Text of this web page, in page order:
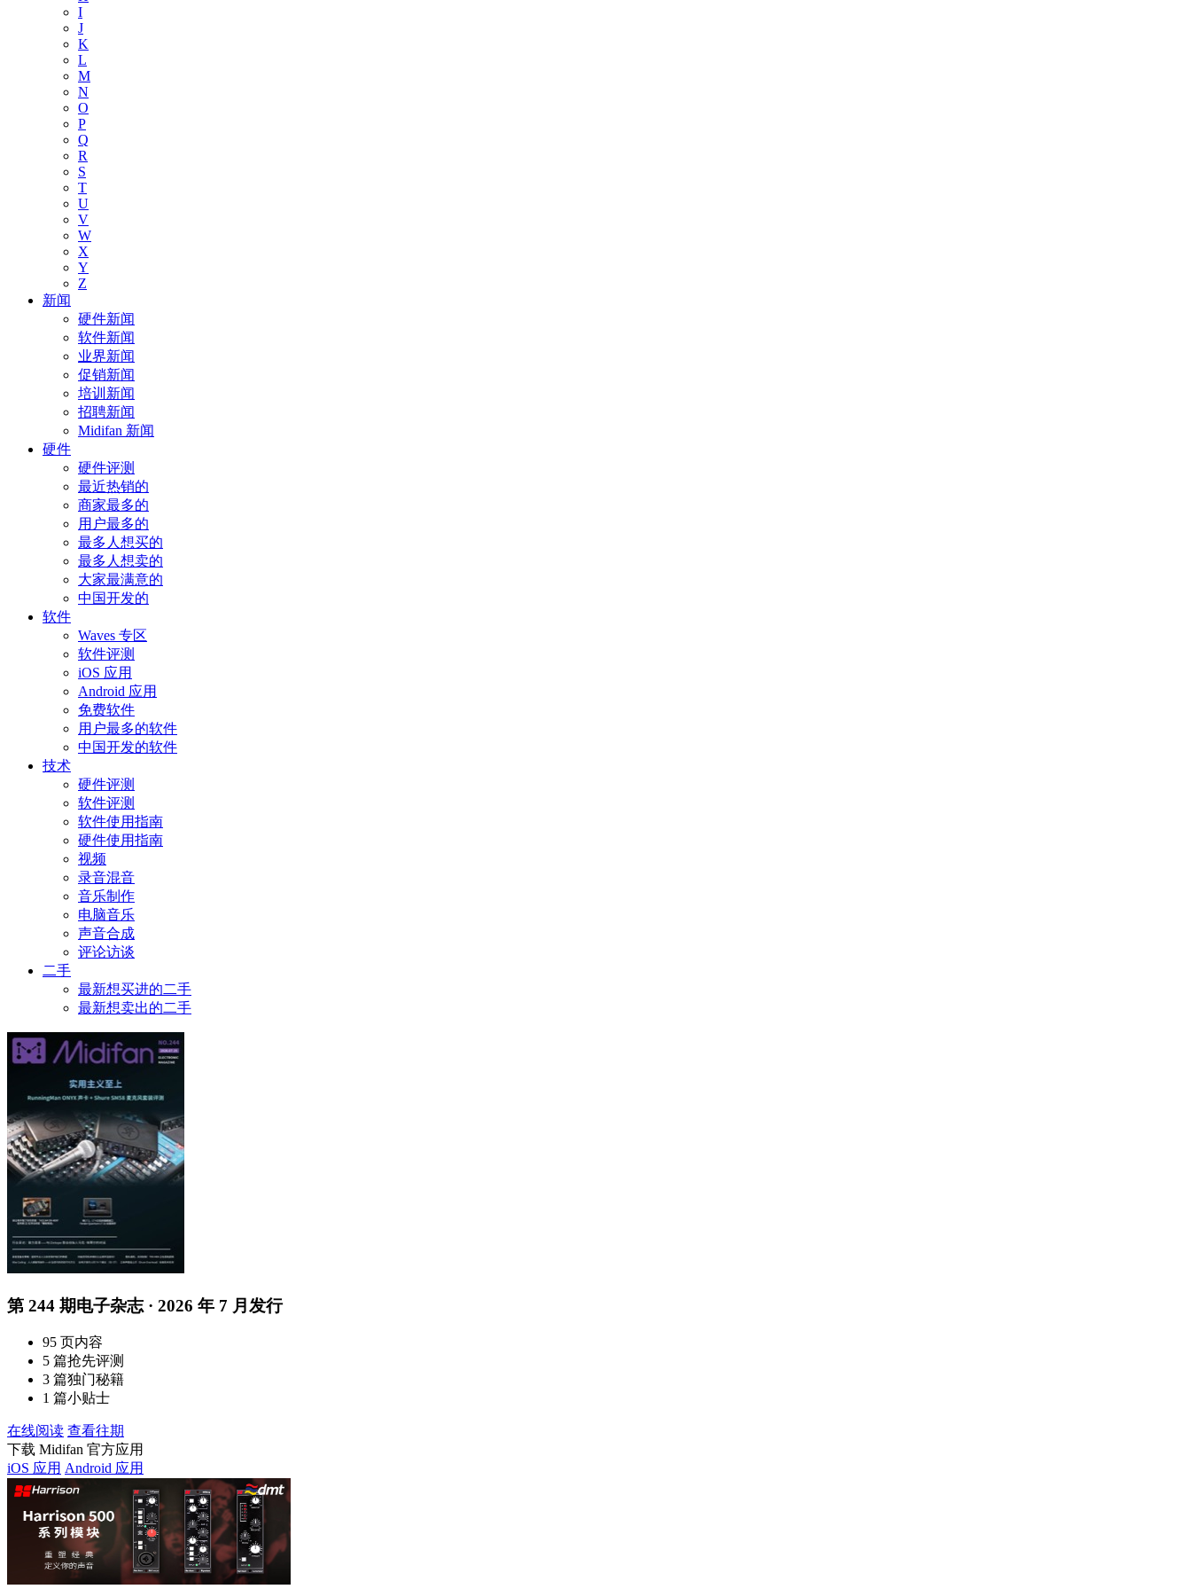
I
J
K
L
M
N
O
P
Q
R
S
T
U
V
W
X
Y
Z
新闻
硬件新闻
软件新闻
业界新闻
促销新闻
培训新闻
招聘新闻
Midifan 新闻
硬件
硬件评测
最近热销的
商家最多的
用户最多的
最多人想买的
最多人想卖的
大家最满意的
中国开发的
软件
Waves 专区
软件评测
iOS 应用
Android 应用
免费软件
用户最多的软件
中国开发的软件
技术
硬件评测
软件评测
软件使用指南
硬件使用指南
视频
录音混音
音乐制作
电脑音乐
声音合成
评论访谈
二手
最新想买进的二手
最新想卖出的二手
第 244 期电子杂志 · 2026 年 7 月发行
95 页内容
5 篇抢先评测
3 篇独门秘籍
1 篇小贴士
在线阅读 查看往期
下载 Midifan 官方应用
iOS 应用 Android 应用